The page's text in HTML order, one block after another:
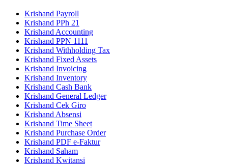
Krishand Payroll
Krishand PPh 21
Krishand Accounting
Krishand PPN 1111
Krishand Withholding Tax
Krishand Fixed Assets
Krishand Invoicing
Krishand Inventory
Krishand Cash Bank
Krishand General Ledger
Krishand Cek Giro
Krishand Absensi
Krishand Time Sheet
Krishand Purchase Order
Krishand PDF e-Faktur
Krishand Saham
Krishand Kwitansi